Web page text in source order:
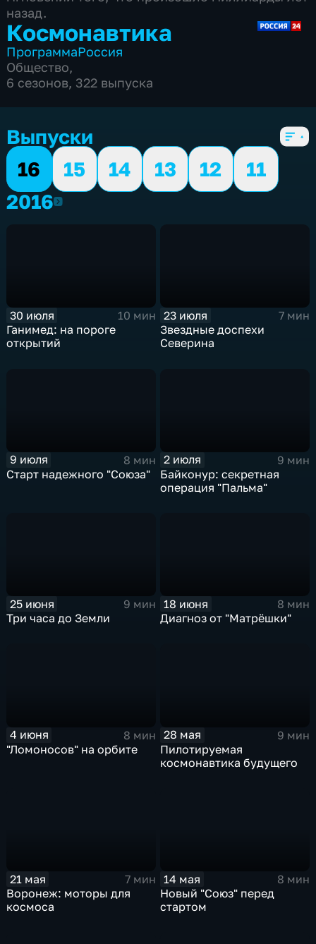
назад.
Космонавтика
ПрограммаРоссия
Общество,
6 сезонов, 322 выпуска
Выпуски
16
15 14 13 12
11
20162016
30 июля
10 мин
Ганимед: на пороге
открытий
23 июля
7 мин
Звездные доспехи
Северина
9 июля
8 мин
Старт надежного "Союза"
2 июля
9 мин
Байконур: секретная
операция "Пальма"
25 июня
9 мин
Три часа до Земли
18 июня
8 мин
Диагноз от "Матрёшки"
4 июня
8 мин
"Ломоносов" на орбите
28 мая
9 мин
Пилотируемая
космонавтика будущего
21 мая
7 мин
Воронеж: моторы для
космоса
14 мая
8 мин
Новый "Союз" перед
стартом